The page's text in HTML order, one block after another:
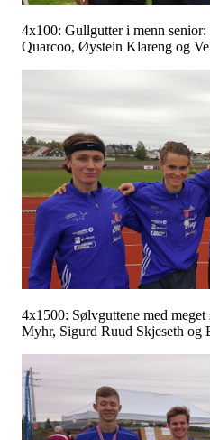
4x100: Gullgutter i menn
Quarcoo, Øystein Klareng og
4x1500: Sølvguttene med
Myhr, Sigurd Ruud Skjeseth og